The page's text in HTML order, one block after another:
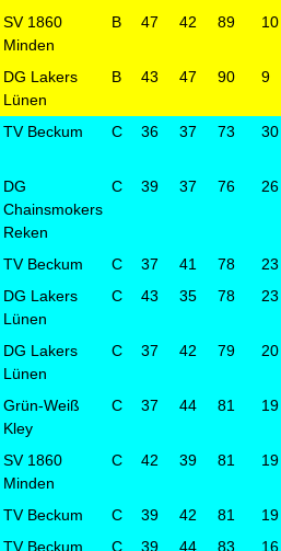
SV 1860
Minden
B 47 42 89 10
DG Lakers
Lünen
B 43 47 90 9
TV Beckum C 36 37 73 30
DG
Chainsmokers
Reken
C 39 37 76 26
TV Beckum C 37 41 78
23
DG Lakers
Lünen
C 43 35 78 23
DG Lakers
Lünen
C 37 42 79 20
Grün-Weiß
Kley
C 37 44 81 19
SV 1860
Minden
C 42 39 81 19
TV Beckum C 39 42 81
19
TV Beckum C 39 44 83
16